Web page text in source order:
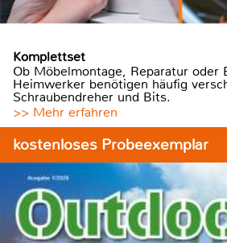
Komplettset
Ob Möbelmontage, Reparatur oder
Heimwerker benötigen häufig
Schraubendreher und Bits.
>> Mehr erfahren
kostenloses Probeexemplar